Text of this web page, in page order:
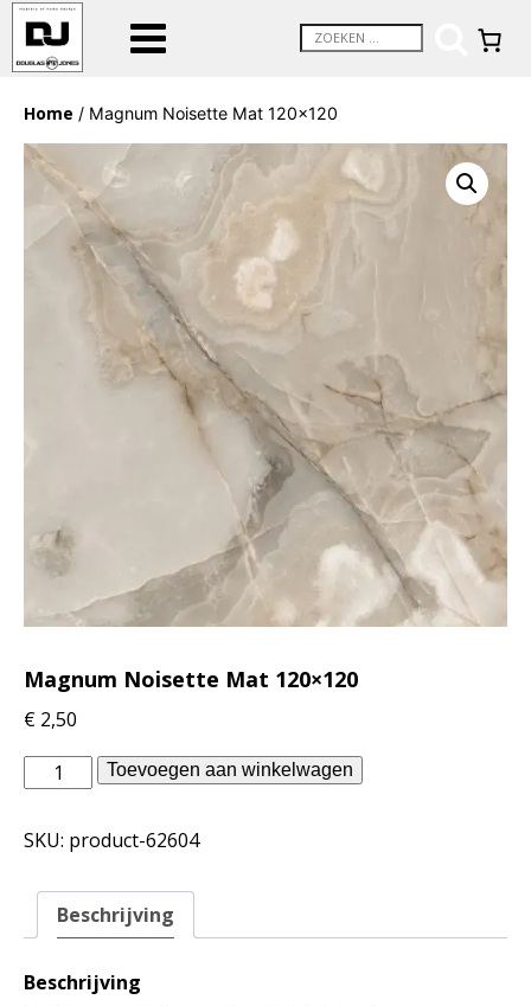
Home / Magnum Noisette Mat 120×120
Magnum Noisette Mat 120×120
€ 2,50
Douglas
Jones
-
Noisette
aantal
Toevoegen aan winkelwagen
SKU: product-62604
Beschrijving
Beschrijving